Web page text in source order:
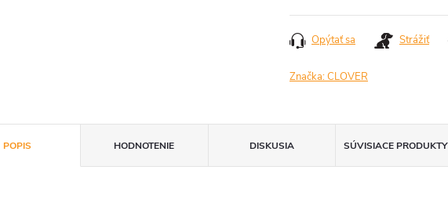
Opýtať sa Strážiť
Značka:CLOVER
POPIS HODNOTENIE DISKUSIA SÚVISIACE PRODUKTY